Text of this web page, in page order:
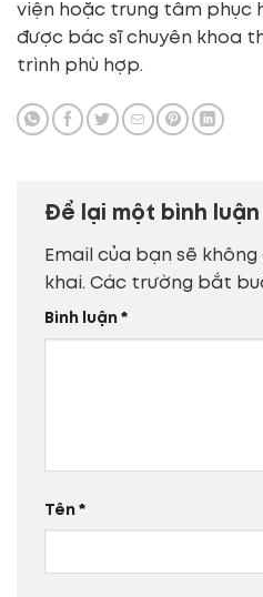
viện hoặc trung tâm phục
được bác sĩ chuyên khoa
trình phù hợp.
Để lại một bình luận
Email của bạn sẽ
khai. Các trường bắt
Bình luận *
Tên *